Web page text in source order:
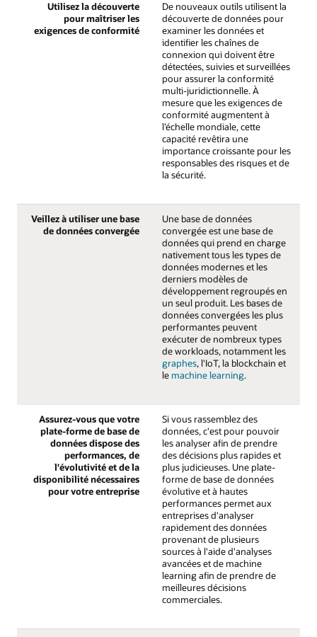
Utilisez la découverte
pour maîtriser les
exigences de conformité
De nouveaux outils utilisent la
découverte de données pour
examiner les données et
identifier les chaînes de
connexion qui doivent être
détectées, suivies et surveillées
pour assurer la conformité
multi-juridictionnelle. À
mesure que les exigences de
conformité augmentent à
l’échelle mondiale, cette
capacité revêtira une
importance croissante pour les
responsables des risques et de
la sécurité.
Veillez à utiliser une base
de données convergée
Une base de données
convergée est une base de
données qui prend en charge
nativement tous les types de
données modernes et les
derniers modèles de
développement regroupés en
un seul produit. Les bases de
données convergées les plus
performantes peuvent
exécuter de nombreux types
de workloads, notamment les
graphes, l'IoT, la blockchain et
le machine learning.
Assurez-vous que votre
plate-forme de base de
données dispose des
performances, de
l'évolutivité et de la
disponibilité nécessaires
pour votre entreprise
Si vous rassemblez des
données, c'est pour pouvoir
les analyser afin de prendre
des décisions plus rapides et
plus judicieuses. Une plate-
forme de base de données
évolutive et à hautes
performances permet aux
entreprises d'analyser
rapidement des données
provenant de plusieurs
sources à l'aide d'analyses
avancées et de machine
learning afin de prendre de
meilleures décisions
commerciales.